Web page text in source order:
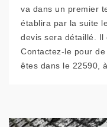
va dans un premier
établira par la suite
devis sera détaillé. Il
Contactez-le pour
êtes dans le 22590,